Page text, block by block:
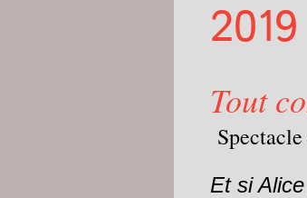
2019
Tout
Et si